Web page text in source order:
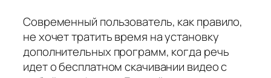
Современный пользователь, как правило,
не хочет тратить время на установку
дополнительных программ, когда речь
идет о бесплатном скачивании видео с